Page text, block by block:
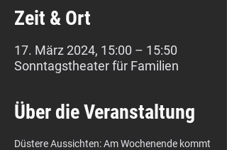
Zeit & Ort
17. März 2024, 15:00 – 15:50
Sonntagstheater für Familien
Über die Veranstaltung
Düstere Aussichten: Am Wochenende kommt